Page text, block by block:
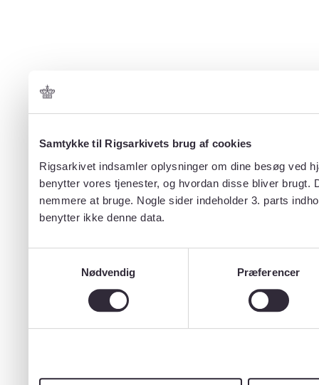
Samtykke til Rigsarkivets brug af cookies
Rigsarkivet indsamler oplysninger om dine besøg ved
benytter vores tjenester, og hvordan disse bliver
nemmere at bruge. Nogle sider indeholder 3. parts
benytter ikke denne data.
Nødvendig
Præferencer